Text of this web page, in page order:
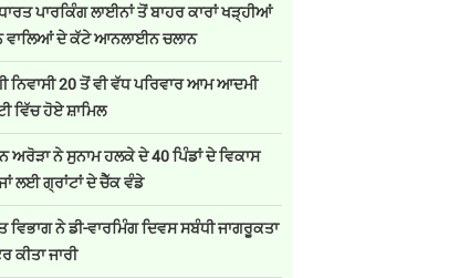
ਪਾਰਕਿੰਗ ਲਾਈਨਾਂ ਤੋਂ ਬਾਹਰ ਕਾਰਾਂ ਖੜ੍ਹੀਆਂ
ਵਾਲਿਆਂ ਦੇ ਕੱਟੇ ਆਨਲਾਈਨ ਚਲਾਨ
ਨਿਵਾਸੀ 20 ਤੋਂ ਵੀ ਵੱਧ ਪਰਿਵਾਰ ਆਮ ਆਦਮੀ
ਵਿੱਚ ਹੋਏ ਸ਼ਾਮਿਲ
ਅਰੋੜਾ ਨੇ ਸੁਨਾਮ ਹਲਕੇ ਦੇ 40 ਪਿੰਡਾਂ ਦੇ ਵਿਕਾਸ
ਲਈ ਗ੍ਰਾਂਟਾਂ ਦੇ ਚੈੱਕ ਵੰਡੇ
ਵਿਭਾਗ ਨੇ ਡੀ-ਵਾਰਮਿੰਗ ਦਿਵਸ ਸਬੰਧੀ ਜਾਗਰੂਕਤਾ
ਕੀਤਾ ਜਾਰੀ